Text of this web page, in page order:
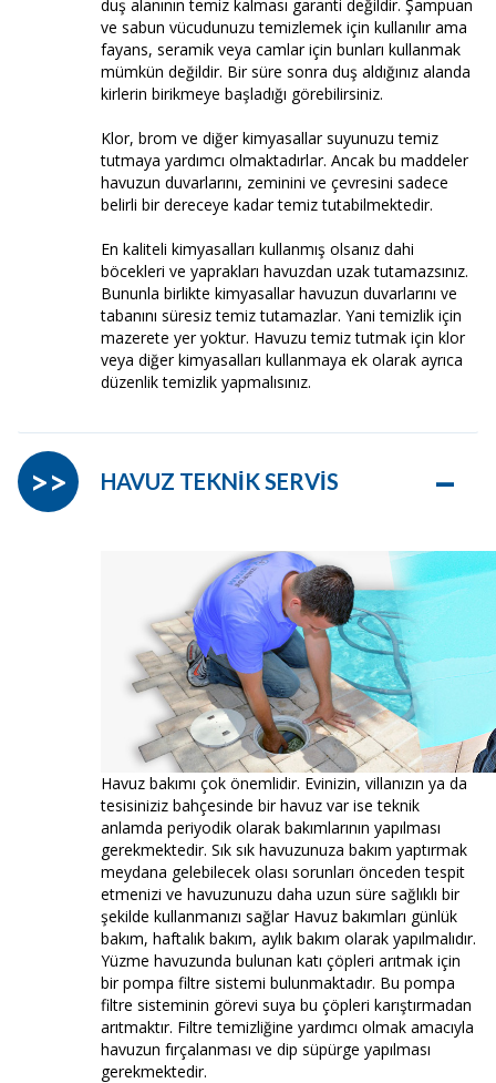
duş alanının temiz kalması garanti değildir. Şampuan
ve sabun vücudunuzu temizlemek için kullanılır ama
fayans, seramik veya camlar için bunları kullanmak
mümkün değildir. Bir süre sonra duş aldığınız alanda
kirlerin birikmeye başladığı görebilirsiniz.
Klor, brom ve diğer kimyasallar suyunuzu temiz
tutmaya yardımcı olmaktadırlar. Ancak bu maddeler
havuzun duvarlarını, zeminini ve çevresini sadece
belirli bir dereceye kadar temiz tutabilmektedir.
En kaliteli kimyasalları kullanmış olsanız dahi
böcekleri ve yaprakları havuzdan uzak tutamazsınız.
Bununla birlikte kimyasallar havuzun duvarlarını ve
tabanını süresiz temiz tutamazlar. Yani temizlik için
mazerete yer yoktur. Havuzu temiz tutmak için klor
veya diğer kimyasalları kullanmaya ek olarak ayrıca
düzenlik temizlik yapmalısınız.
HAVUZ TEKNİK SERVİS –
>>
Havuz bakımı çok önemlidir. Evinizin, villanızın ya da
tesisiniziz bahçesinde bir havuz var ise teknik
anlamda periyodik olarak bakımlarının yapılması
gerekmektedir. Sık sık havuzunuza bakım yaptırmak
meydana gelebilecek olası sorunları önceden tespit
etmenizi ve havuzunuzu daha uzun süre sağlıklı bir
şekilde kullanmanızı sağlar Havuz bakımları günlük
bakım, haftalık bakım, aylık bakım olarak yapılmalıdır.
Yüzme havuzunda bulunan katı çöpleri arıtmak için
bir pompa filtre sistemi bulunmaktadır. Bu pompa
filtre sisteminin görevi suya bu çöpleri karıştırmadan
arıtmaktır. Filtre temizliğine yardımcı olmak amacıyla
havuzun fırçalanması ve dip süpürge yapılması
gerekmektedir.